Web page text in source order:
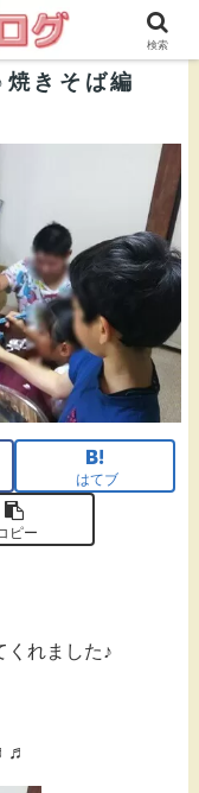
ログ
きそば編
はてブ
ピー
くれました♪
検索